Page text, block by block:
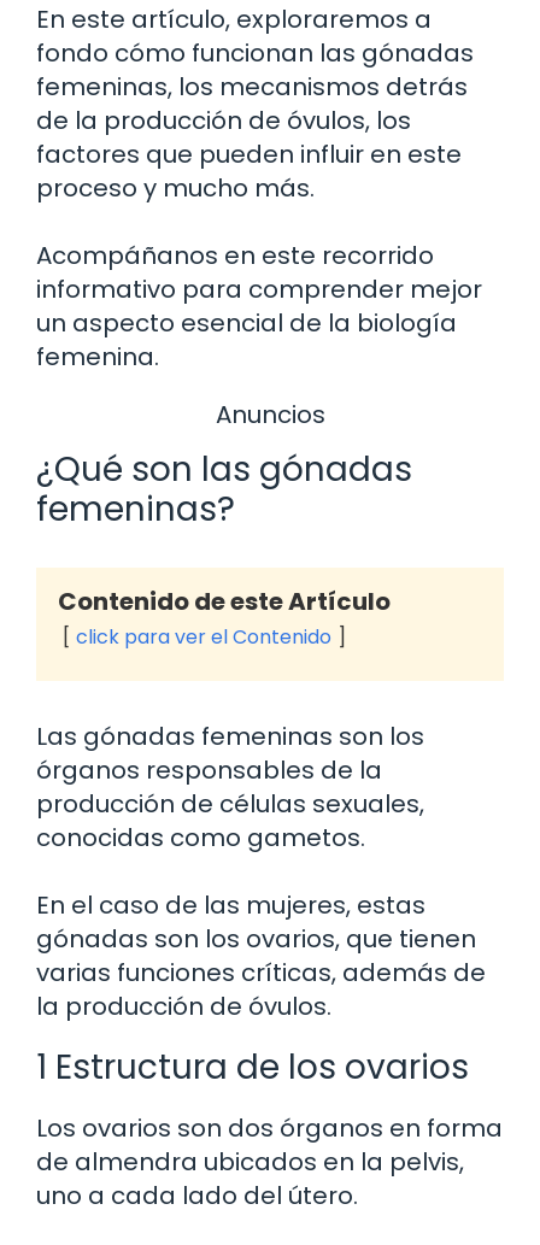
En este artículo, exploraremos a
fondo cómo funcionan las gónadas
femeninas, los mecanismos detrás
de la producción de óvulos, los
factores que pueden influir en este
proceso y mucho más.
Acompáñanos en este recorrido
informativo para comprender mejor
un aspecto esencial de la biología
femenina.
Anuncios
¿Qué son las gónadas
femeninas?
Contenido de este Artículo
click para ver el Contenido
Las gónadas femeninas son los
órganos responsables de la
producción de células sexuales,
conocidas como gametos.
En el caso de las mujeres, estas
gónadas son los ovarios, que tienen
varias funciones críticas, además de
la producción de óvulos.
1 Estructura de los ovarios
Los ovarios son dos órganos en forma
de almendra ubicados en la pelvis,
uno a cada lado del útero.